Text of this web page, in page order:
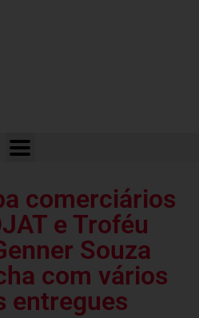
comerciários
e Troféu
Souza
com vários
entregues